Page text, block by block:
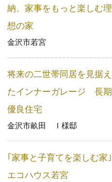
納、家事をもっと楽しむ理
想の家
金沢市若宮
将来の二世帯同居を見据え
たインナーガレージ 長期
優良住宅
金沢市畝田 Ｉ様邸
｢家事と子育てを楽しむ家｣
エコハウス若宮